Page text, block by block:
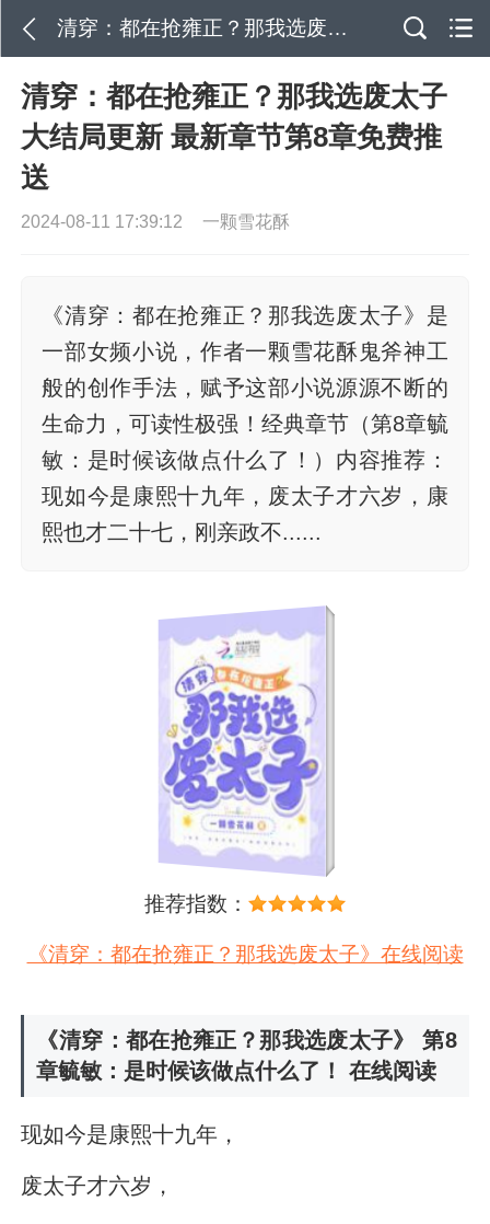
清穿：都在抢雍正？那我选废太子大结局更新 最新章节第8章免费推送
清穿：都在抢雍正？那我选废太子
大结局更新 最新章节第8章免费推
送
2024-08-11 17:39:12 一颗雪花酥
《清穿：都在抢雍正？那我选废太子》是
一部女频小说，作者一颗雪花酥鬼斧神工
般的创作手法，赋予这部小说源源不断的
生命力，可读性极强！经典章节（第8章毓
敏：是时候该做点什么了！）内容推荐：
现如今是康熙十九年，废太子才六岁，康
熙也才二十七，刚亲政不......
推荐指数：
《清穿：都在抢雍正？那我选废太子》在线阅读
《清穿：都在抢雍正？那我选废太子》 第8
章毓敏：是时候该做点什么了！ 在线阅读
现如今是康熙十九年，
废太子才六岁，